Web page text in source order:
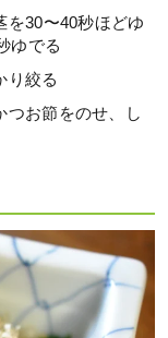
を30〜40秒ほどゆ
ゆでる
り絞る
つお節をのせ、し